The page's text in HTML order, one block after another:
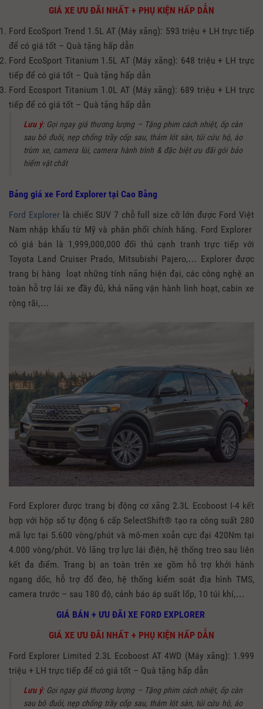
GIÁ XE ƯU ĐÃI NHẤT + PHỤ KIỆN HẤP DẪN
Ford EcoSport Trend 1.5L AT (Máy xăng): 593 triệu + LH trực tiếp
để có giá tốt – Quà tặng hấp dẫn
Ford EcoSport Titanium 1.5L AT (Máy xăng): 648 triệu + LH trực
tiếp để có giá tốt – Quà tặng hấp dẫn
Ford Ecosport Titanium 1.0L AT (Máy xăng): 689 triệu + LH trực
tiếp để có giá tốt – Quà tặng hấp dẫn
Lưu ý: Gọi ngay giá thương lượng – Tặng phim cách nhiệt, ốp càn
sau bô đuôi, nẹp chống trầy cốp sau, thảm lót sàn, túi cứu hộ, áo
trùm xe, camera lùi, camera hành trình & đặc biệt ưu đãi gói bảo
hiểm vật chất
Bảng giá xe Ford Explorer tại Cao Bằng
Ford Explorerlà chiếc SUV 7 chỗ full size cỡ lớn được Ford Việt
Nam nhập khẩu từ Mỹ và phân phối chính hãng. Ford Explorer
có giá bán là 1,999,000,000 đối thủ cạnh tranh trực tiếp với
Toyota Land Cruiser Prado, Mitsubishi Pajero,… Explorer được
trang bị hàng loạt những tính năng hiện đại, các công nghệ an
toàn hỗ trợ lái xe đầy đủ, khả năng vận hành linh hoạt, cabin xe
rộng rãi,…
Ford Explorer được trang bị động cơ xăng 2.3L Ecoboost I-4 kết
hợp với hộp số tự động 6 cấp SelectShift® tạo ra công suất 280
mã lực tại 5.600 vòng/phút và mô-men xoắn cực đại 420Nm tại
4.000 vòng/phút. Vô lăng trợ lực lái điện, hệ thống treo sau liên
kết đa điểm. Trang bị an toàn trên xe gồm hỗ trợ khởi hành
ngang dốc, hỗ trợ đổ đèo, hệ thống kiểm soát địa hình TMS,
camera trước – sau 180 độ, cảnh báo áp suất lốp, 10 túi khí,…
GIÁ BÁN + ƯU ĐÃI XE FORD EXPLORER
GIÁ XE ƯU ĐÃI NHẤT + PHỤ KIỆN HẤP DẪN
Ford Explorer Limited 2.3L Ecoboost AT 4WD (Máy xăng): 1.999
triệu + LH trực tiếp để có giá tốt – Quà tặng hấp dẫn
Lưu ý: Gọi ngay giá thương lượng – Tặng phim cách nhiệt, ốp càn
sau bô đuôi, nẹp chống trầy cốp sau, thảm lót sàn, túi cứu hộ, áo